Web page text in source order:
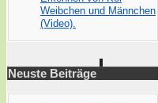
Weibchen und Männchen
(Video).
Neuste Beiträge